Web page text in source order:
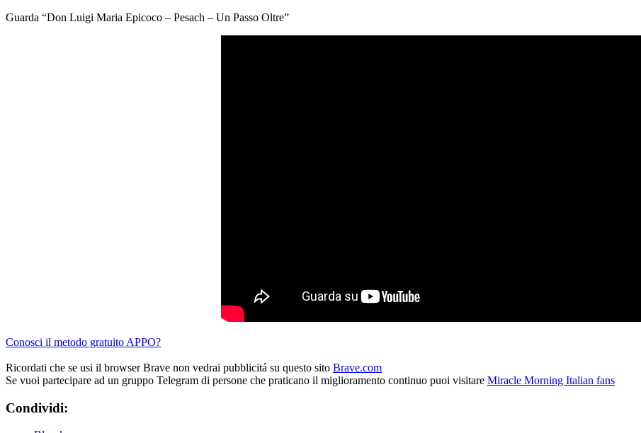
Guarda “Don Luigi Maria Epicoco – Pesach – Un Passo Oltre”
Conosci il metodo gratuito APPO?
Ricordati che se usi il browser Brave non vedrai pubblicitá su questo sito Brave.com
Se vuoi partecipare ad un gruppo Telegram di persone che praticano il miglioramento continuo puoi visitare Miracle Morning Italian fans
Condividi: